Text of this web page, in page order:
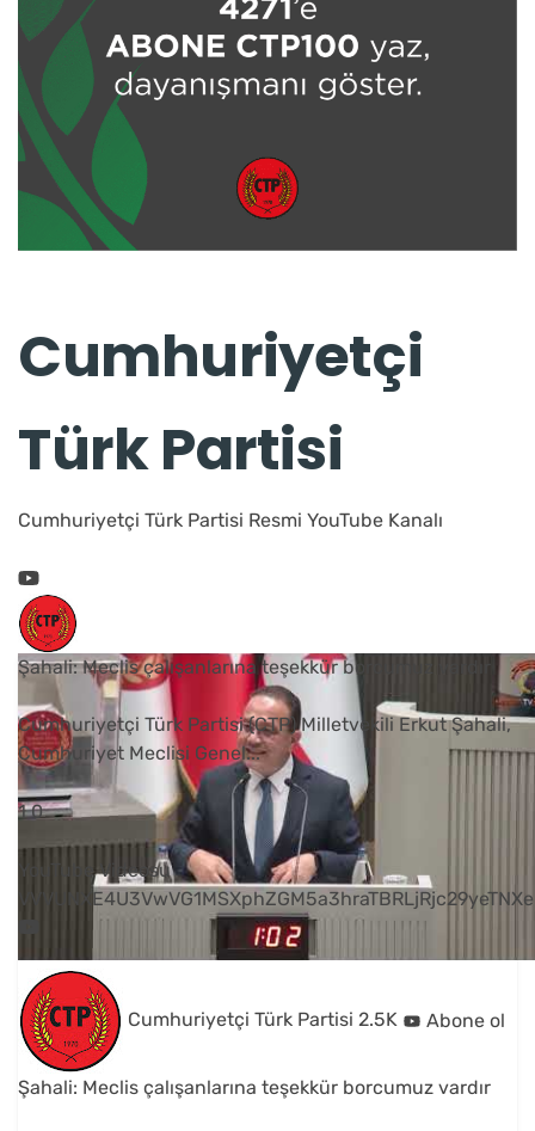
Cumhuriyetçi
Türk Partisi
Cumhuriyetçi Türk Partisi Resmi YouTube Kanalı
Şahali: Meclis çalışanlarına teşekkür borcumuz vardır
Cumhuriyetçi Türk Partisi (CTP) Milletvekili Erkut Şahali,
Cumhuriyet Meclisi Genel...
1 0
YouTube Videosu
Cumhuriyetçi Türk Partisi 2.5K Abone ol
Şahali: Meclis çalışanlarına teşekkür borcumuz vardır